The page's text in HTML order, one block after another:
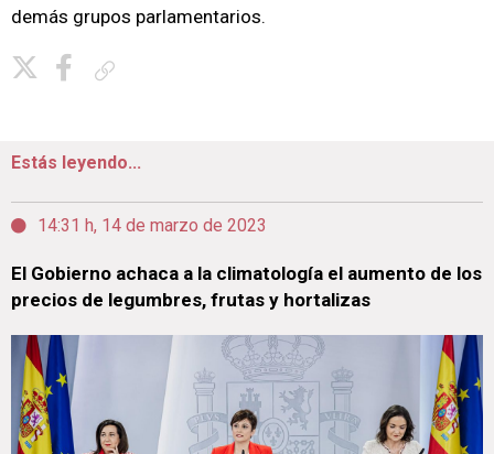
demás grupos parlamentarios.
Estás leyendo...
14:31 h, 14 de marzo de 2023
El Gobierno achaca a la climatología el aumento de los
precios de legumbres, frutas y hortalizas